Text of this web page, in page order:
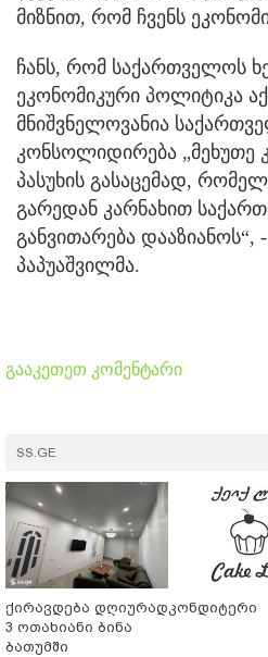
მიზნით, რომ ჩვენს
ჩანს, რომ საქართველოს
ეკონომიკური პოლიტიკა
მნიშვნელოვანია
კონსოლიდირება „მეხუთე
პასუხის გასაცემად,
გარედან კარნახით
განვითარება დააზიანოს“,
პაპუაშვილმა.
გააკეთეთ კომენტარი
SS.GE
ქირავდება დღიურად
3 ოთახიანი ბინა
ბათუმში
კონდიტერი